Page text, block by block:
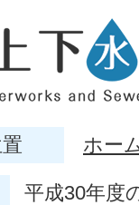
ホー
平成30年度